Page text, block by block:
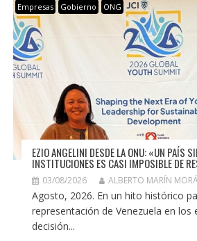
Empresas Gobierno ONG
EZIO ANGELINI DESDE LA ONU: «UN PAÍS
INSTITUCIONES ES CASI IMPOSIBLE DE
03/08/2026 ALBERTO MARÍN
Agosto, 2026. En un hito histórico
representación de Venezuela en los
decisión...